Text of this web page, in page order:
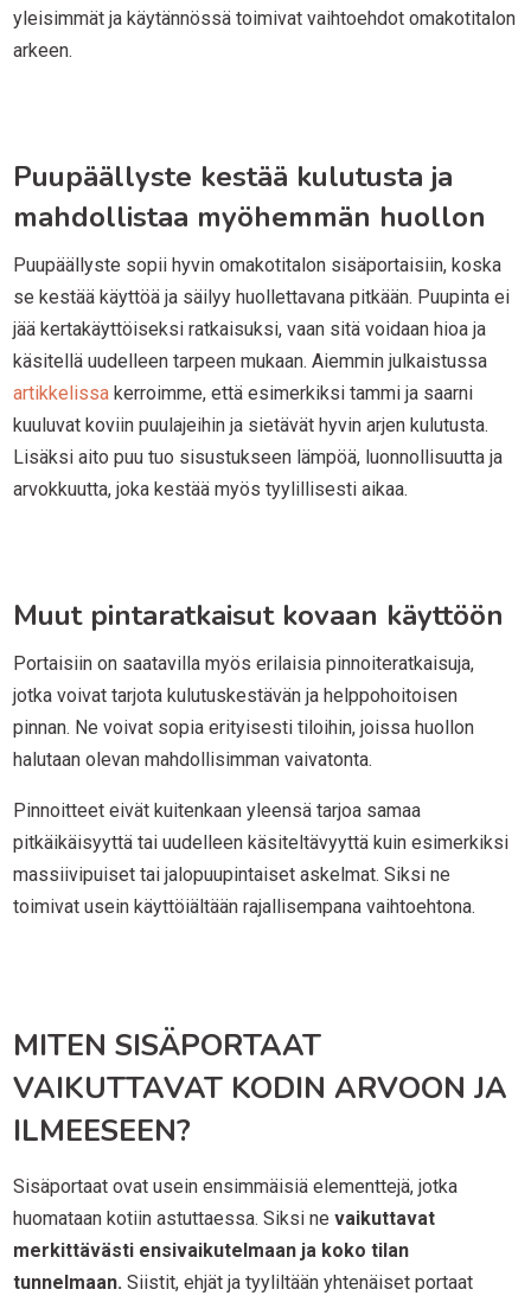
yleisimmät ja käytännössä toimivat vaihtoehdot omakotitalon
arkeen.
Puupäällyste kestää kulutusta ja
mahdollistaa myöhemmän huollon
Puupäällyste sopii hyvin omakotitalon sisäportaisiin, koska
se kestää käyttöä ja säilyy huollettavana pitkään. Puupinta ei
jää kertakäyttöiseksi ratkaisuksi, vaan sitä voidaan hioa ja
käsitellä uudelleen tarpeen mukaan. Aiemmin julkaistussa
artikkelissa kerroimme, että esimerkiksi tammi ja saarni
kuuluvat koviin puulajeihin ja sietävät hyvin arjen kulutusta.
Lisäksi aito puu tuo sisustukseen lämpöä, luonnollisuutta ja
arvokkuutta, joka kestää myös tyylillisesti aikaa.
Muut pintaratkaisut kovaan käyttöön
Portaisiin on saatavilla myös erilaisia pinnoiteratkaisuja,
jotka voivat tarjota kulutuskestävän ja helppohoitoisen
pinnan. Ne voivat sopia erityisesti tiloihin, joissa huollon
halutaan olevan mahdollisimman vaivatonta.
Pinnoitteet eivät kuitenkaan yleensä tarjoa samaa
pitkäikäisyyttä tai uudelleen käsiteltävyyttä kuin esimerkiksi
massiivipuiset tai jalopuupintaiset askelmat. Siksi ne
toimivat usein käyttöiältään rajallisempana vaihtoehtona.
MITEN SISÄPORTAAT
VAIKUTTAVAT KODIN ARVOON JA
ILMEESEEN?
Sisäportaat ovat usein ensimmäisiä elementtejä, jotka
huomataan kotiin astuttaessa. Siksi nevaikuttavat
merkittävästi ensivaikutelmaan ja koko tilan
tunnelmaan. Siistit, ehjät ja tyyliltään yhtenäiset portaat